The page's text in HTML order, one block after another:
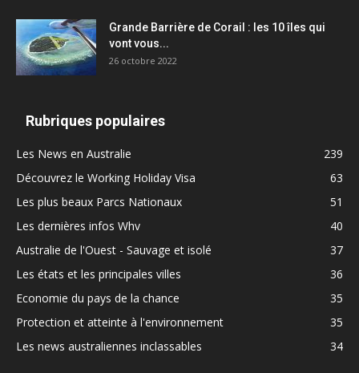
Grande Barrière de Corail : les 10 îles qui
vont vous...
26 octobre 2022
Rubriques populaires
Les News en Australie
239
Découvrez le Working Holiday Visa
63
Les plus beaux Parcs Nationaux
51
Les dernières infos Whv
40
Australie de l'Ouest - Sauvage et isolé
37
Les états et les principales villes
36
Economie du pays de la chance
35
Protection et atteinte à l'environnement
35
Les news australiennes inclassables
34